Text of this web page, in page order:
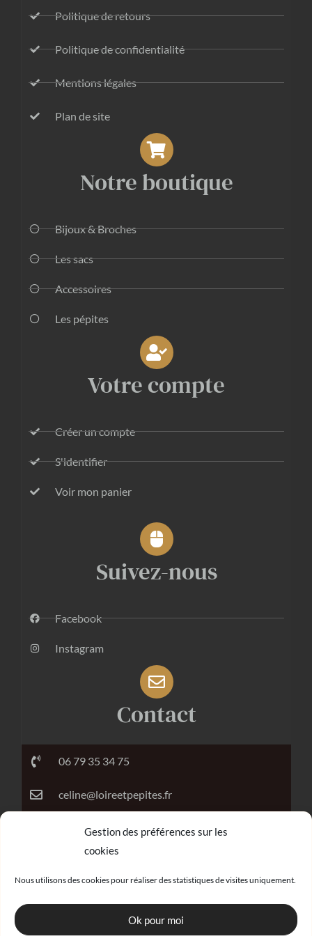
Gestion des préférences sur les
cookies
Nous utilisons des cookies pour réaliser des statistiques de visites uniquement.
Ok pour moi
Politique de retours
Politique de confidentialité
Mentions légales
Plan de site
Notre boutique
Bijoux & Broches
Les sacs
Accessoires
Les pépites
Votre compte
Créer un compte
S'identifier
Voir mon panier
Suivez-nous
Facebook
Instagram
Contact
06 79 35 34 75
celine@loireetpepites.fr
Réalisation